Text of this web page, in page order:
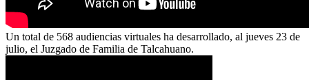
Un total de 568 audiencias virtuales ha desarrollado, al jueves 23 de
julio, el Juzgado de Familia de Talcahuano.